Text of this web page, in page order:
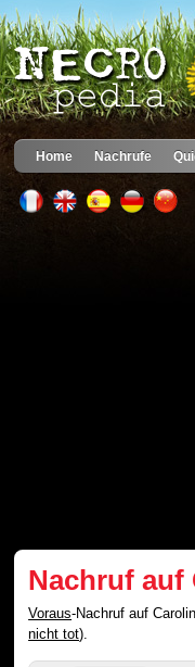
Home Nachrufe
Nachruf auf
Voraus-Nachruf auf
nicht tot).